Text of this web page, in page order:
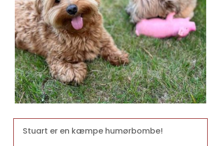
Stuart er en kæmpe humørbombe!